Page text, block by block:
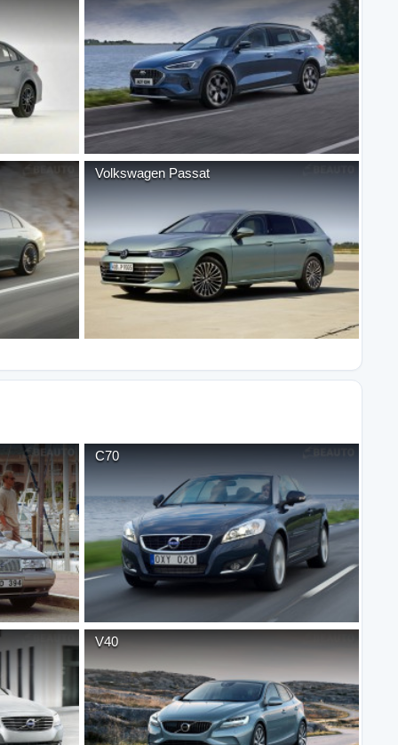
Volkswagen Passat
C70
V40